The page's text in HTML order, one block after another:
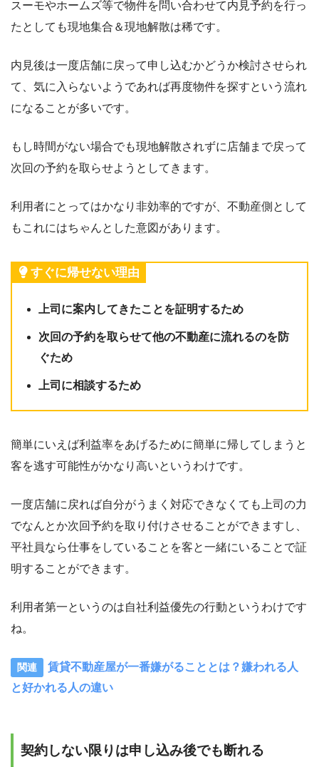
スーモやホームズ等で物件を問い合わせて内見予約を行っ
たとしても現地集合＆現地解散は稀です。
内見後は一度店舗に戻って申し込むかどうか検討させられ
て、気に入らないようであれば再度物件を探すという流れ
になることが多いです。
もし時間がない場合でも現地解散されずに店舗まで戻って
次回の予約を取らせようとしてきます。
利用者にとってはかなり非効率的ですが、不動産側として
もこれにはちゃんとした意図があります。
すぐに帰せない理由
上司に案内してきたことを証明するため
次回の予約を取らせて他の不動産に流れるのを防
ぐため
上司に相談するため
簡単にいえば利益率をあげるために簡単に帰してしまうと
客を逃す可能性がかなり高いというわけです。
一度店舗に戻れば自分がうまく対応できなくても上司の力
でなんとか次回予約を取り付けさせることができますし、
平社員なら仕事をしていることを客と一緒にいることで証
明することができます。
利用者第一というのは自社利益優先の行動というわけです
ね。
賃貸不動産屋が一番嫌がることとは？嫌われる人
と好かれる人の違い
契約しない限りは申し込み後でも断れる